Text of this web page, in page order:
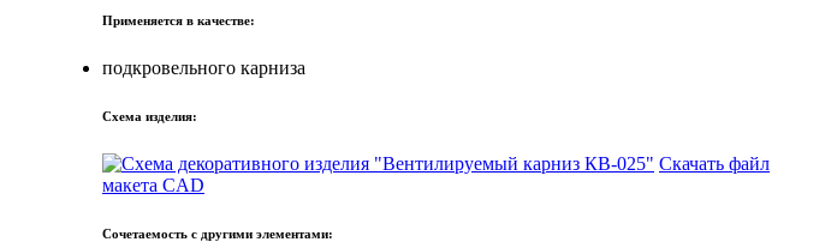
Применяется в качестве:
подкровельного карниза
Схема изделия:
Скачать файл
макета CAD
Сочетаемость с другими элементами: